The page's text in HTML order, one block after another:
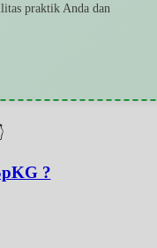
praktik Anda dan
?